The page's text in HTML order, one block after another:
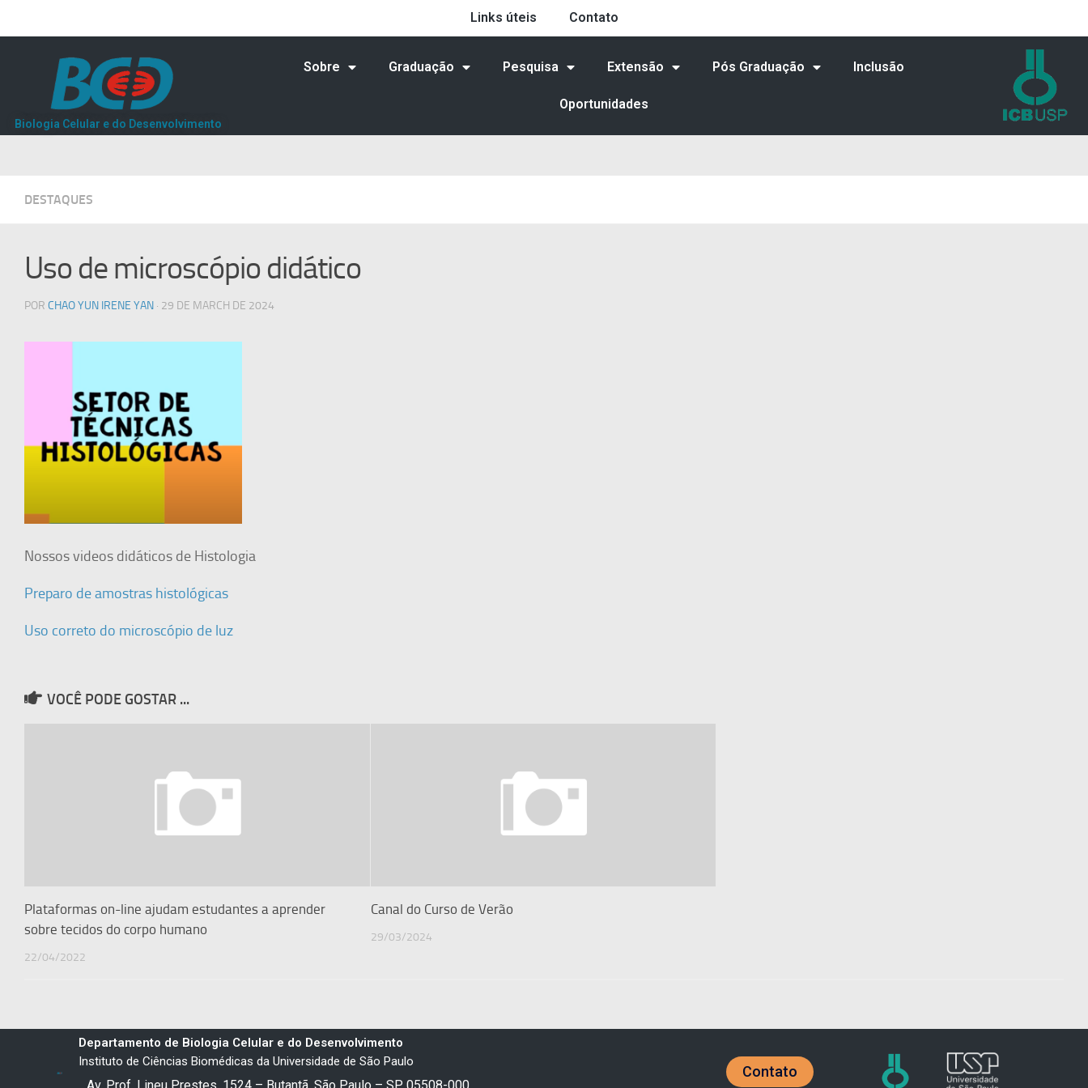
Links úteis Contato
Biologia Celular e do Desenvolvimento
Sobre Graduação Pesquisa Extensão Pós Graduação Inclusão
Oportunidades
DESTAQUES
Uso de microscópio didático
POR CHAO YUN IRENE YAN · 29 DE MARCH DE 2024
Nossos videos didáticos de Histologia
Preparo de amostras histológicas
Uso correto do microscópio de luz
VOCÊ PODE GOSTAR ...
Plataformas on-line ajudam estudantes a aprender
sobre tecidos do corpo humano
22/04/2022
Canal do Curso de Verão
29/03/2024
Departamento de Biologia Celular e do Desenvolvimento
Instituto de Ciências Biomédicas da Universidade de São Paulo
Contato